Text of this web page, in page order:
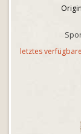
letztes